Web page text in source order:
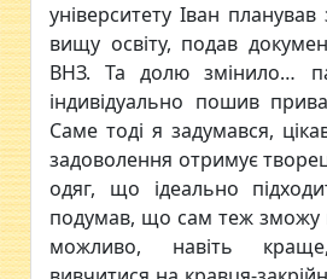
університету Іван
вищу освіту, подав
ВНЗ. Та долю змінило…
індивідуально пошив
Саме тоді я задумався,
задоволення отримує
одяг, що ідеально
подумав, що сам теж зможу
можливо, навіть